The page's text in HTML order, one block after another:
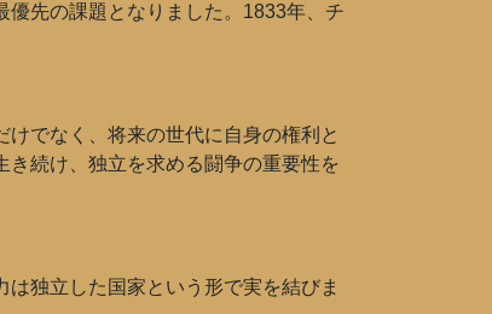
先の課題となりました。1833年、チ
でなく、将来の世代に自身の権利と
続け、独立を求める闘争の重要性を
独立した国家という形で実を結びま